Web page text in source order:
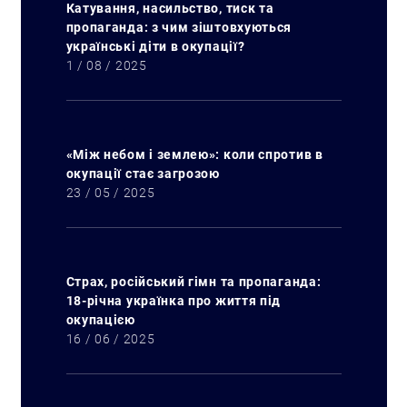
Катування, насильство, тиск та
пропаганда: з чим зіштовхуються
українські діти в окупації?
1 / 08 / 2025
«Між небом і землею»: коли спротив в
окупації стає загрозою
23 / 05 / 2025
Страх, російський гімн та пропаганда:
18-річна українка про життя під
окупацією
16 / 06 / 2025